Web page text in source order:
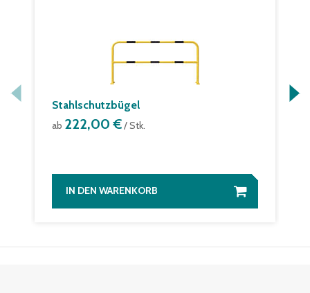
Stahlschutzbügel
ab 222,00 €/ Stk.
IN DEN WARENKORB